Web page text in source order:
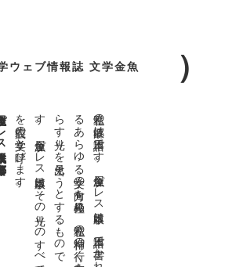
ウェブ情報誌 文学金魚
私達の
故郷は
日本語で
す
。
金魚屋プ
レ
ス
日本版は
、
日本語で
書か
れ
る
あ
ら
ゆ
る
文学の
方向を
見極め
、
私達の
精神の
行く
末を
照
ら
す
光り
を
見出そ
う
と
す
る
も
の
で
す
。
金魚屋プ
レ
ス
日本版は
そ
の
光り
の
す
べ
て
を
広義の
文学と
呼び
ま
す
。
表 齋藤都